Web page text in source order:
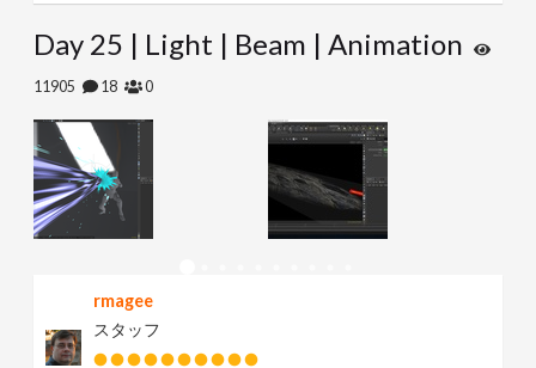
l
N
a
Day 25 | Light | Beam | Animation
11905 18 0
rmagee
スタッフ